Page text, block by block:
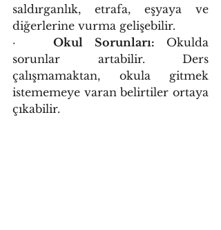
saldırganlık, etrafa, eşyaya ve
diğerlerine vurma gelişebilir.
· Okul Sorunları: Okulda
sorunlar artabilir. Ders
çalışmamaktan, okula gitmek
istememeye varan belirtiler ortaya
çıkabilir.